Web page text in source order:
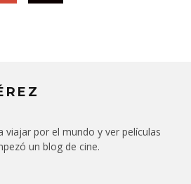
viajar por el mundo y ver películas
un blog de cine.